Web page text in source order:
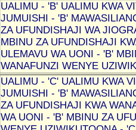
UALIMU - 'B' UALIMU KWA
JUMUISHI - 'B'
ZA UFUNDISHAJI WA
MBINU ZA UFUNDISHAJI
ULEMAVU WA UONI - 'B'
WANAFUNZI WENYE
UALIMU - 'C' UALIMU KWA
JUMUISHI - 'B'
ZA UFUNDISHAJI KWA
WA UONI - 'B' MBINU ZA